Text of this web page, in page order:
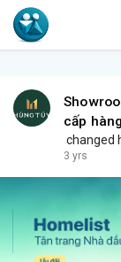
cấp
changed
3 yrs